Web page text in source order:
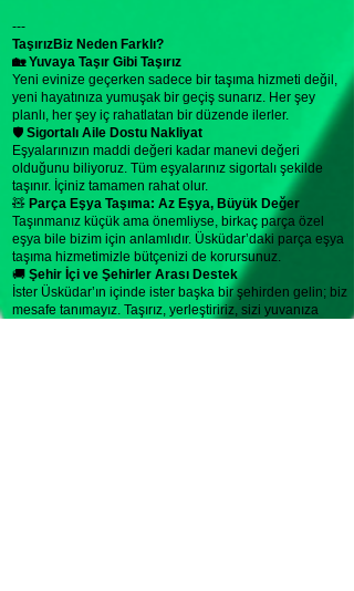
---
TaşırızBiz Neden Farklı?
🏡 Yuvaya Taşır Gibi Taşırız
Yeni evinize geçerken sadece bir taşıma hizmeti değil,
yeni hayatınıza yumuşak bir geçiş sunarız. Her şey
planlı, her şey iç rahatlatan bir düzende ilerler.
🛡 Sigortalı Aile Dostu Nakliyat
Eşyalarınızın maddi değeri kadar manevi değeri
olduğunu biliyoruz. Tüm eşyalarınız sigortalı şekilde
taşınır. İçiniz tamamen rahat olur.
🧸 Parça Eşya Taşıma: Az Eşya, Büyük Değer
Taşınmanız küçük ama önemliyse, birkaç parça özel
eşya bile bizim için anlamlıdır. Üsküdar’daki parça eşya
taşıma hizmetimizle bütçenizi de korursunuz.
🚚 Şehir İçi ve Şehirler Arası Destek
İster Üsküdar’ın içinde ister başka bir şehirden gelin; biz
mesafe tanımayız. Taşırız, yerleştiririz, sizi yuvanıza